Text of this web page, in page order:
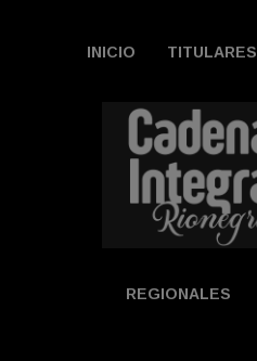
INICIO TITULARES
REGIONALES